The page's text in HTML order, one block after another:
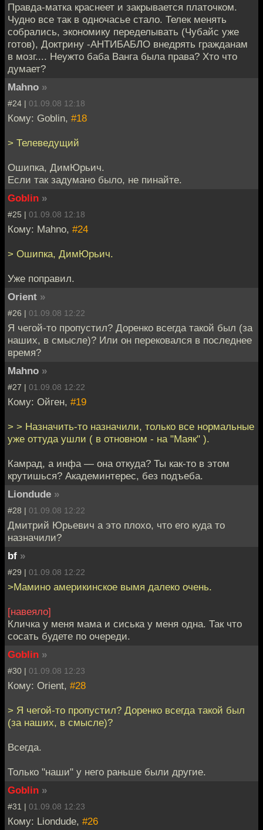
Правда-матка краснеет и закрывается платочком.
Чудно все так в одночасье стало. Телек менять
собрались, экономику переделывать (Чубайс уже
готов), Доктрину -АНТИБАБЛО внедрять гражданам
в мозг.... Неужто баба Ванга была права? Хто что
думает?
Mahno »
#24 | 01.09.08 12:18
Кому: Goblin, #18
> Телеведущий
Ошипка, ДимЮрьич.
Если так задумано было, не пинайте.
Goblin »
#25 | 01.09.08 12:18
Кому: Mahno, #24
> Ошипка, ДимЮрьич.
Уже поправил.
Orient »
#26 | 01.09.08 12:22
Я чегой-то пропустил? Доренко всегда такой был (за
наших, в смысле)? Или он перековался в последнее
время?
Mahno »
#27 | 01.09.08 12:22
Кому: Ойген, #19
> > Назначить-то назначили, только все нормальные
уже оттуда ушли ( в отновном - на "Маяк" ).
Камрад, а инфа — она откуда? Ты как-то в этом
крутишься? Академинтерес, без подъеба.
Liondude »
#28 | 01.09.08 12:22
Дмитрий Юрьевич а это плохо, что его куда то
назначили?
bf »
#29 | 01.09.08 12:22
>Мамино америкинское вымя далеко очень.
[навеяло]
Кличка у меня мама и сиська у меня одна. Так что
сосать будете по очереди.
Goblin »
#30 | 01.09.08 12:23
Кому: Orient, #28
> Я чегой-то пропустил? Доренко всегда такой был
(за наших, в смысле)?
Всегда.
Только "наши" у него раньше были другие.
Goblin »
#31 | 01.09.08 12:23
Кому: Liondude, #26